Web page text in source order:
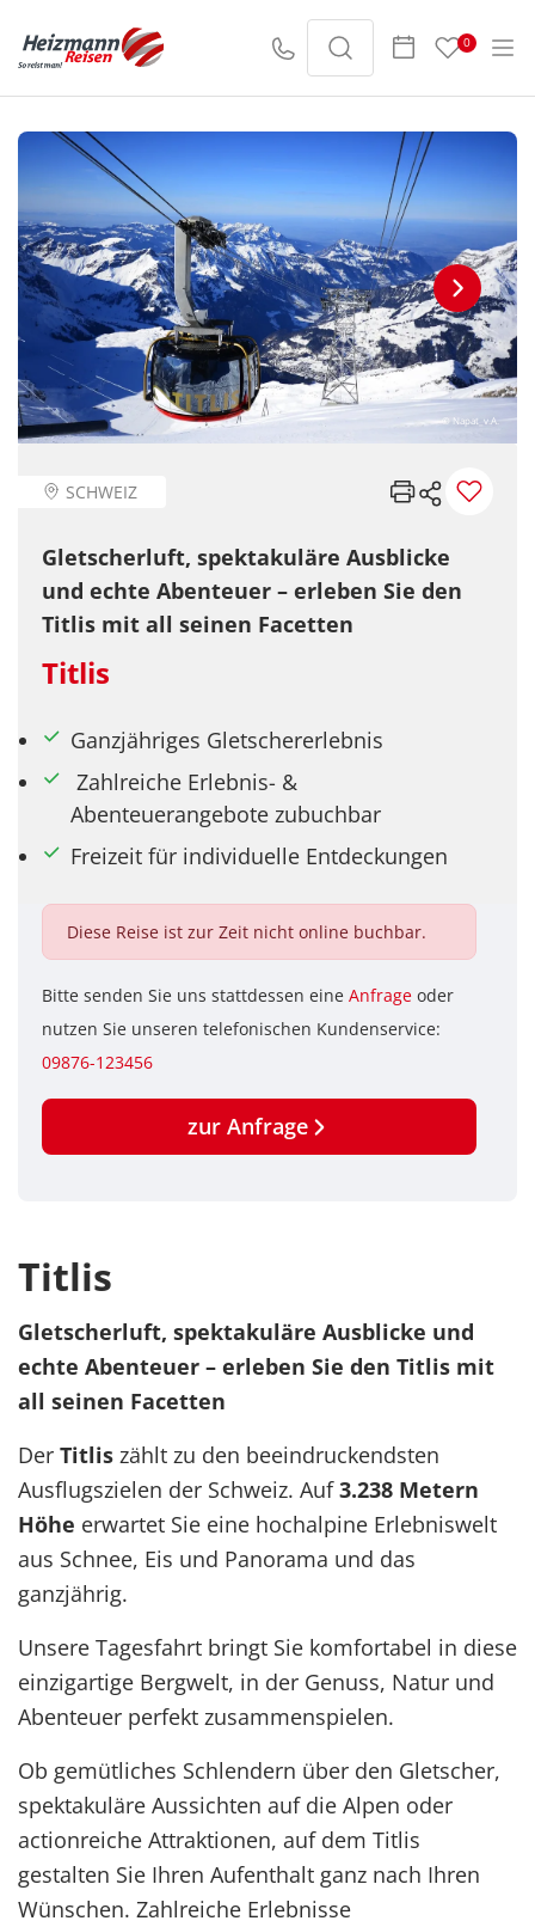
0
© Napat_v.A.
SCHWEIZ
Gletscherluft, spektakuläre Ausblicke
und echte Abenteuer – erleben Sie den
Titlis mit all seinen Facetten
Titlis
Ganzjähriges Gletschererlebnis
Zahlreiche Erlebnis- &
Abenteuerangebote zubuchbar
Freizeit für individuelle Entdeckungen
Diese Reise ist zur Zeit nicht online buchbar.
Bitte senden Sie uns stattdessen eine Anfrage oder
nutzen Sie unseren telefonischen Kundenservice:
09876-123456
zur Anfrage
Titlis
Gletscherluft, spektakuläre Ausblicke und
echte Abenteuer – erleben Sie den Titlis mit
all seinen Facetten
Der Titlis zählt zu den beeindruckendsten
Ausflugszielen der Schweiz. Auf3.238 Metern
Höhe erwartet Sie eine hochalpine Erlebniswelt
aus Schnee, Eis und Panorama und das
ganzjährig.
Unsere Tagesfahrt bringt Sie komfortabel in diese
einzigartige Bergwelt, in der Genuss, Natur und
Abenteuer perfekt zusammenspielen.
Ob gemütliches Schlendern über den Gletscher,
spektakuläre Aussichten auf die Alpen oder
actionreiche Attraktionen, auf dem Titlis
gestalten Sie Ihren Aufenthalt ganz nach Ihren
Wünschen. Zahlreiche Erlebnisse